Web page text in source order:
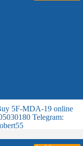
5F-MDA-19 online
Telegram: